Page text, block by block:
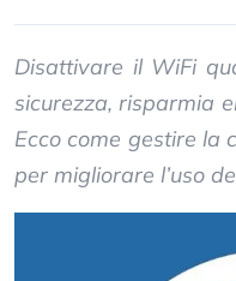
Disattivare il WiFi
sicurezza, risparmia
Ecco come gestire la
per migliorare l’uso